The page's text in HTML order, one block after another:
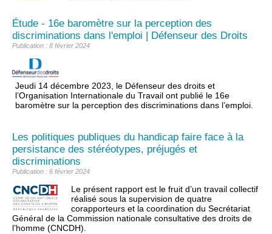
Étude - 16e baromètre sur la perception des
discriminations dans l'emploi | Défenseur des Droits
Publication : 8 février 2024
Jeudi 14 décembre 2023, le Défenseur des droits et
l’Organisation Internationale du Travail ont publié le 16e
baromètre sur la perception des discriminations dans l’emploi.
Les politiques publiques du handicap faire face à la
persistance des stéréotypes, préjugés et
discriminations
Publication : 6 février 2024
Le présent rapport est le fruit d’un travail collectif
réalisé sous la supervision de quatre
corapporteurs et la coordination du Secrétariat
Général de la Commission nationale consultative des droits de
l’homme (CNCDH).